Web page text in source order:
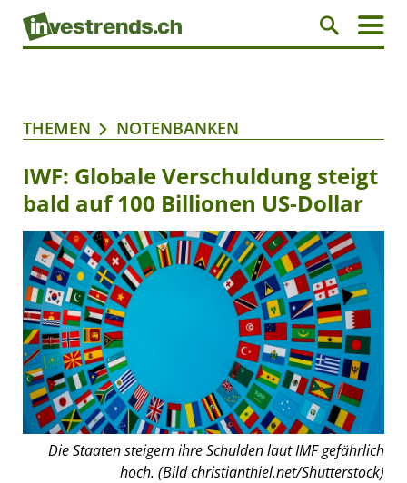
THEMEN NOTENBANKEN
IWF: Globale Verschuldung steigt
bald auf 100 Billionen US-Dollar
Die Staaten steigern ihre Schulden laut IMF gefährlich
hoch. (Bild christianthiel.net/Shutterstock)